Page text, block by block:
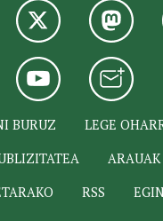
BURUZ
LEGE
ARAUAK
RSS